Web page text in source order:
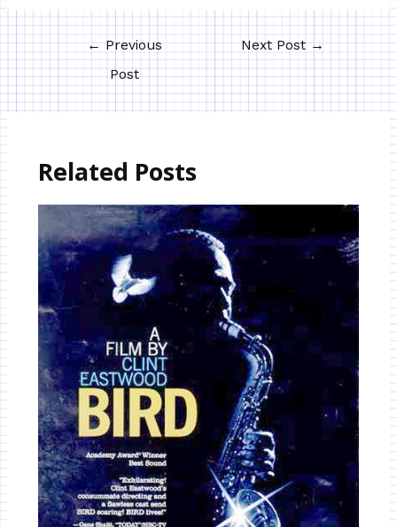
←Previous
Post
Next Post→
Related Posts